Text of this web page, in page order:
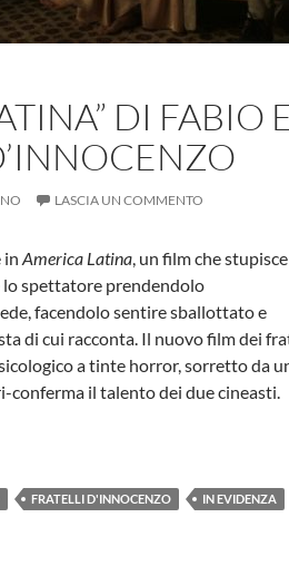
DI FABIO
LASCIA UN COMMENTO
in America Latina, un film che
lo spettatore prendendolo
facendolo sentire sballottato e
di cui racconta. Il nuovo film dei
a tinte horror, sorretto da
conferma il talento dei due cineasti.
LATINA” DI FABIO E
FRATELLI D'INNOCENZO
IN EVIDENZA